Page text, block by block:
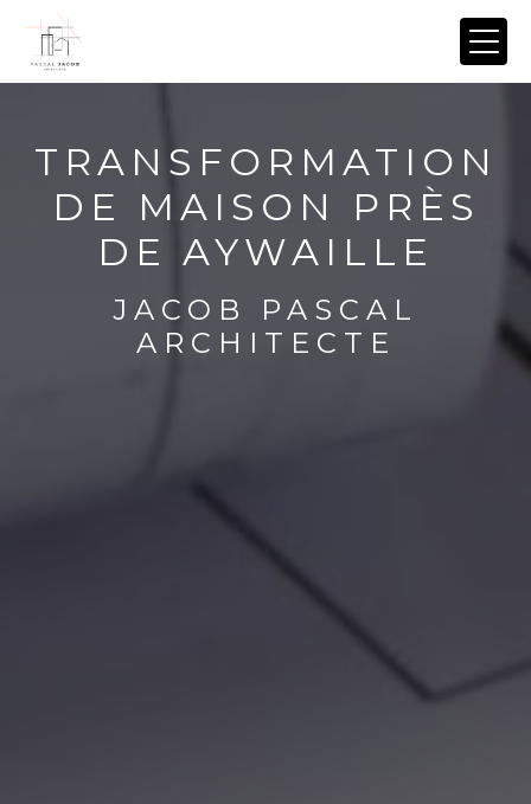
TRANSFORMATION
DE MAISON PRÈS
DE AYWAILLE
JACOB PASCAL
ARCHITECTE
Panneau de gestion des cookies